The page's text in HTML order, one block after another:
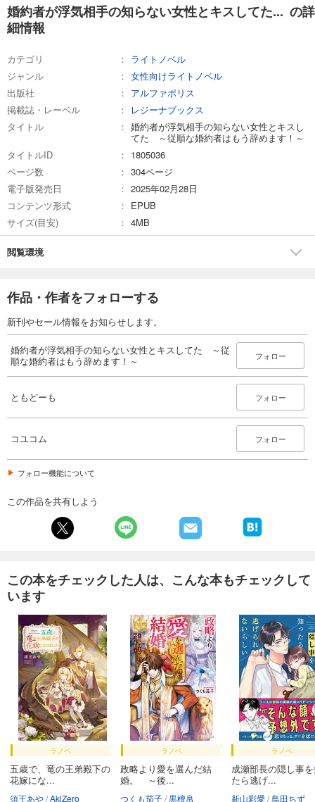
婚約者が浮気相手の知らない女性とキスしてた... の詳
細情報
カテゴリ
ライトノベル
ジャンル
女性向けライトノベル
出版社
アルファポリス
掲載誌・レーベル
レジーナブックス
タイトル
婚約者が浮気相手の知らない女性とキスし
てた ～従順な婚約者はもう辞めます！～
タイトルID
1805036
ページ数
304ページ
電子版発売日
2025年02月28日
コンテンツ形式
EPUB
サイズ(目安)
4MB
閲覧環境
作品・作者をフォローする
新刊やセール情報をお知らせします。
婚約者が浮気相手の知らない女性とキスしてた ～従
順な婚約者はもう辞めます！～
フォロー
ともどーも フォロー
コユコム フォロー
フォロー機能について
この作品を共有しよう
この本をチェックした人は、こんな本もチェックして
います
ラノベ
五歳で、竜の王弟殿下の
花嫁にな...
須王あや AkiZero
ラノベ
政略より愛を選んだ結
婚。 ～後...
つくも茄子 黒檀帛
ラノベ
成瀬部長の隠し事
たら逃げ...
新山彩愛 鳥田ちず